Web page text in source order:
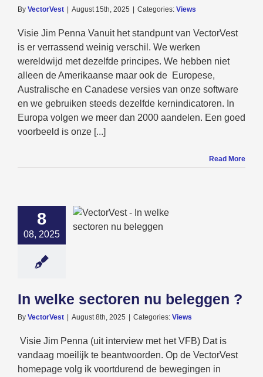
By VectorVest August 15th, 2025 Categories: Views
Visie Jim Penna Vanuit het standpunt van VectorVest
is er verrassend weinig verschil. We werken
wereldwijd met dezelfde principes. We hebben niet
alleen de Amerikaanse maar ook de Europese,
Australische en Canadese versies van onze software
en we gebruiken steeds dezelfde kernindicatoren. In
Europa volgen we meer dan 2000 aandelen. Een goed
voorbeeld is onze [...]
Read More
8
08, 2025
sectoren nu
?
In welke sectoren nu beleggen ?
By VectorVest August 8th, 2025 Categories: Views
Visie Jim Penna (uit interview met het VFB) Dat is
vandaag moeilijk te beantwoorden. Op de VectorVest
homepage volg ik voortdurend de bewegingen in